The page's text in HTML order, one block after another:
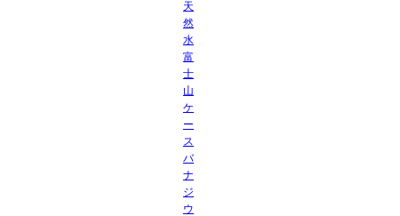
天
然
水
富
士
山
ケ
ー
ス
バ
ナ
ジ
ウ